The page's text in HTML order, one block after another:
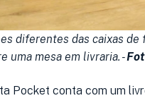
diferentes das caixas de
uma mesa em livraria. -
Pocket conta com um